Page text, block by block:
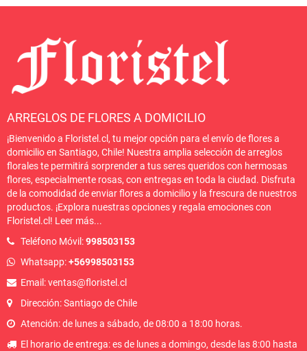
ARREGLOS DE FLORES A DOMICILIO
¡Bienvenido a Floristel.cl, tu mejor opción para el envío de flores a
domicilio en Santiago, Chile! Nuestra amplia selección de arreglos
florales te permitirá sorprender a tus seres queridos con hermosas
flores, especialmente rosas, con entregas en toda la ciudad. Disfruta
de la comodidad de enviar flores a domicilio y la frescura de nuestros
productos. ¡Explora nuestras opciones y regala emociones con
Floristel.cl! Leer más...
Teléfono Móvil:998503153
Whatsapp:+56998503153
Email: ventas@floristel.cl
Dirección: Santiago de Chile
Atención: de lunes a sábado, de 08:00 a 18:00 horas.
El horario de entrega: es de lunes a domingo, desde las 8:00 hasta